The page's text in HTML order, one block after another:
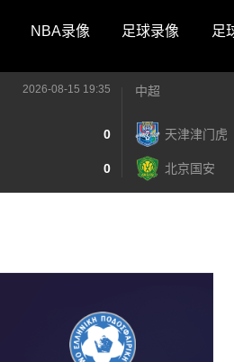
NBA录像 足球录像 足
2026-08-15 19:35
0
0
中超
天津津门虎
北京国安